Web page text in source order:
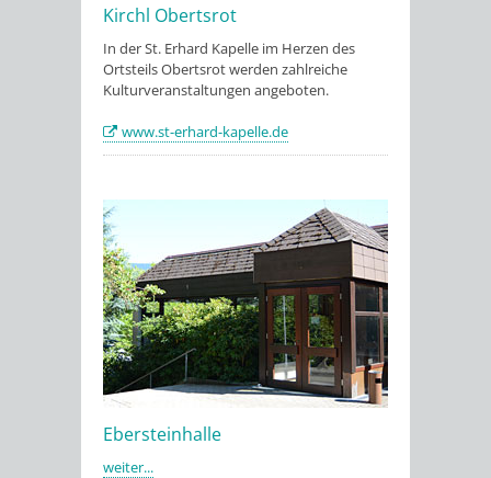
Kirchl Obertsrot
In der St. Erhard Kapelle im Herzen des
Ortsteils Obertsrot werden zahlreiche
Kulturveranstaltungen angeboten.
www.st-erhard-kapelle.de
Ebersteinhalle
weiter...